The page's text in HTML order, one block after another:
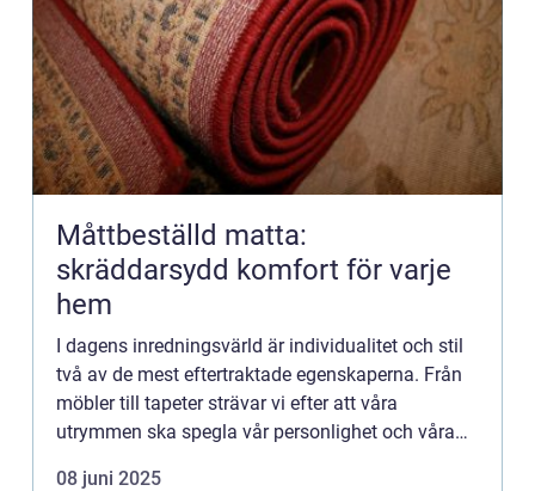
Måttbeställd matta:
skräddarsydd komfort för varje
hem
I dagens inredningsvärld är individualitet och stil
två av de mest eftertraktade egenskaperna. Från
möbler till tapeter strävar vi efter att våra
utrymmen ska spegla vår personlighet och våra
08 juni 2025